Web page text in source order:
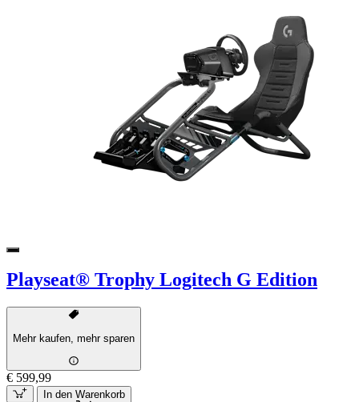
Playseat® Trophy Logitech G Edition
Mehr kaufen, mehr sparen
€ 599,99
In den Warenkorb